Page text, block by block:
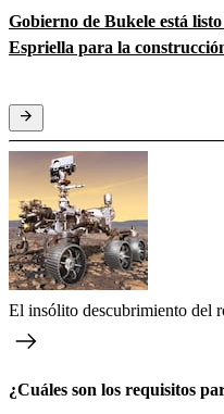
Gobierno de Bukele está
Espriella para la
El insólito descubrimiento del
¿Cuáles son los requisitos